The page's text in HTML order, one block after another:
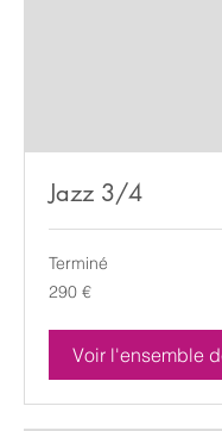
Jazz 3/4
Terminé
290
euros
290 €
Voir l'ensemble